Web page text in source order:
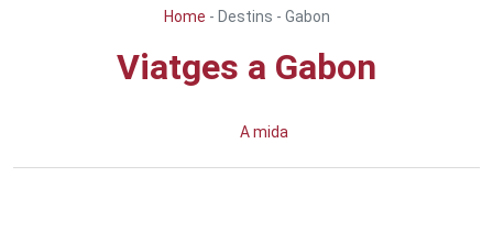
Home - Destins - Gabon
Viatges a Gabon
A mida